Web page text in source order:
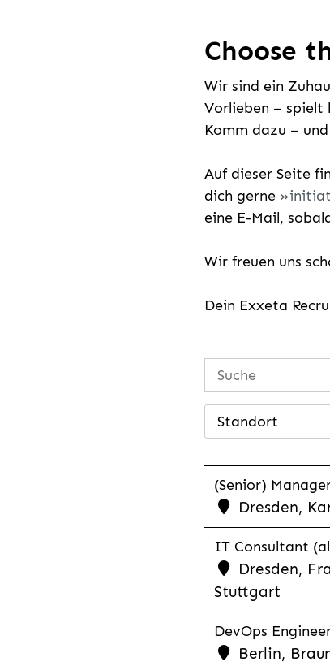
Choose
Wir sind ein
Vorlieben – spielt
Komm dazu –
Auf dieser Seite
dich gerne
eine E-Mail,
Wir freuen uns
Dein Exxeta
Standort
(Senior)
Dresden,
IT Consultant
Dresden,
Stuttgart
DevOps
Berlin,